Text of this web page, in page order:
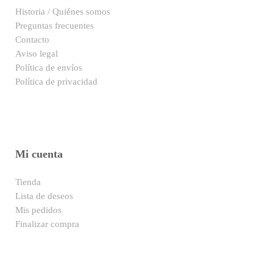
Historia / Quiénes somos
Preguntas frecuentes
Contacto
Aviso legal
Política de envíos
Política de privacidad
Mi cuenta
Tienda
Lista de deseos
Mis pedidos
Finalizar compra